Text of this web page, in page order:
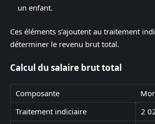
un enfant.
Ces éléments s’ajoutent au traitement
déterminer le revenu brut total.
Calcul du salaire brut total
Composante
Traitement indiciaire
2